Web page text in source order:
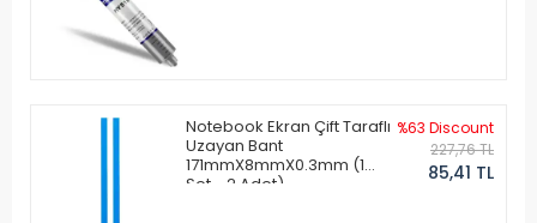
Notebook Ekran Çift Taraflı
Uzayan Bant
171mmX8mmX0.3mm (1
Set - 2 Adet)
%63 Discount
227,76 TL
85,41 TL